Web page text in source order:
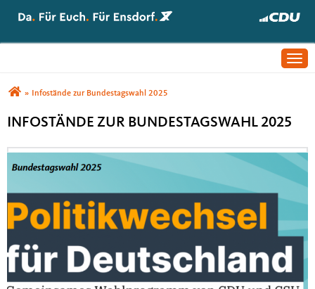
Sie sind hier
» Infostände zur Bundestagswahl 2025
INFOSTÄNDE ZUR BUNDESTAGSWAHL 2025